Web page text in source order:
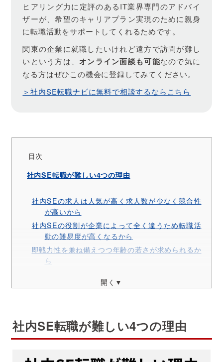
ヒアリング力に定評のあるIT業界専門のアドバイ
ザーが、希望のキャリアプラン実現のために親身
に転職活動をサポートしてくれるためです。
関東の企業に就職したいけれど遠方で訪問が難し
いという方は、 オンライン面談も可能なので気に
なる方はぜひこの機会に登録してみてください。
＞社内SE転職ナビに無料で相談するならこちら
目次
社内SE転職が難しい4つの理由
社内SEの求人は人気が高く求人数が少なく競合性
が高いから
社内SEの役割が企業によって全く違うため転職活
動の難易度が高くなるから
即戦力性を兼ね備えつつ年齢の若さが求められるか
ら
社内SEの仕事内容とは
る
開く▼
社内SE転職が難しい4つの理由